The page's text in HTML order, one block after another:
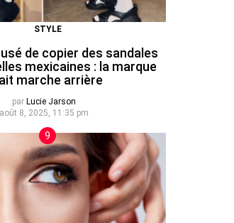
STYLE
de copier des sandales
mexicaines : la marque
marche arrière
par Lucie Jarson
août 8, 2025, 11:35 pm